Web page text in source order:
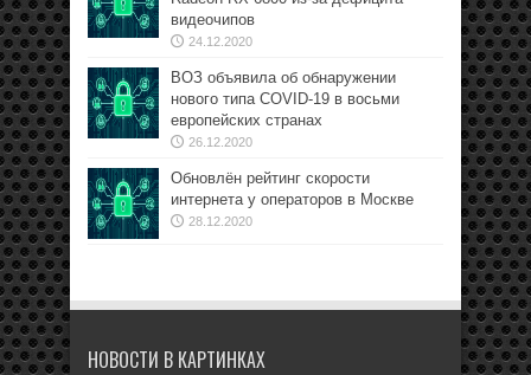
видеочипов
24.12.2020
ВОЗ объявила об обнаружении
нового типа COVID-19 в восьми
европейских странах
26.12.2020
Обновлён рейтинг скорости
интернета у операторов в Москве
28.12.2020
НОВОСТИ В КАРТИНКАХ